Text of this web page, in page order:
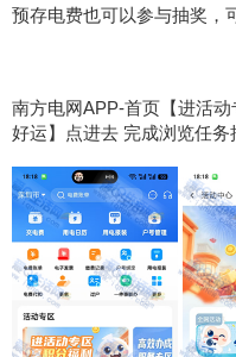
预存电费也可以参与抽奖，
南方电网APP-首页【进活
好运】点进去 完成浏览任务